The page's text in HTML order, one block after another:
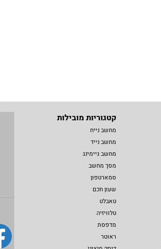
קטגוריות מובילות
מחשב נייח
מחשב נייד
מחשב גיימינג
מסך מחשב
סמארטפון
שעון חכם
טאבלט
טלוויזיה
מדפסת
ראוטר